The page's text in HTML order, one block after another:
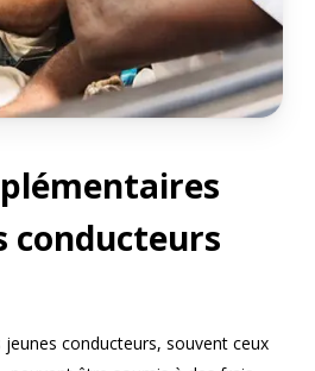
conducteurs
jeunes conducteurs, souvent ceux